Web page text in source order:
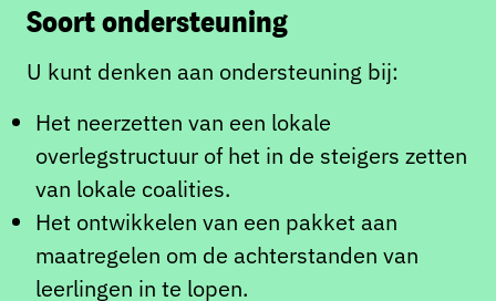
Soort ondersteuning
U kunt denken aan ondersteuning bij:
Het neerzetten van een lokale
overlegstructuur of het in de steigers zetten
van lokale coalities.
Het ontwikkelen van een pakket aan
maatregelen om de achterstanden van
leerlingen in te lopen.